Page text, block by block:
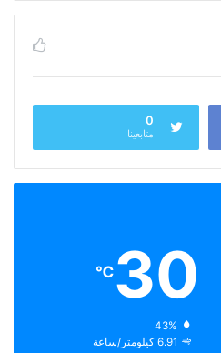
0
متابعينا
30
℃
الرطوبة:
الرياح: